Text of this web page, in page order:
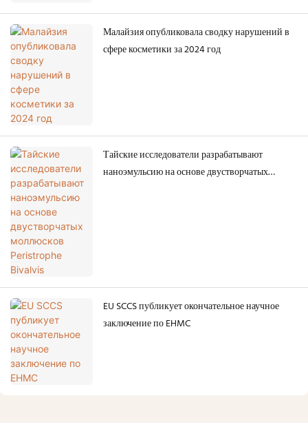
Малайзия опубликовала сводку нарушений в
сфере косметики за 2024 год
Тайские исследователи разрабатывают
наноэмульсию на основе двустворчатых
EU SCCS публикует окончательное научное
заключение по EHMC